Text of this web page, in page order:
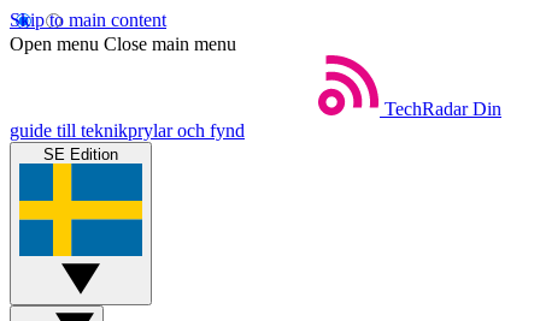
Skip to main content
Open menu Close main menu
TechRadar Din
guide till teknikprylar och fynd
SE Edition